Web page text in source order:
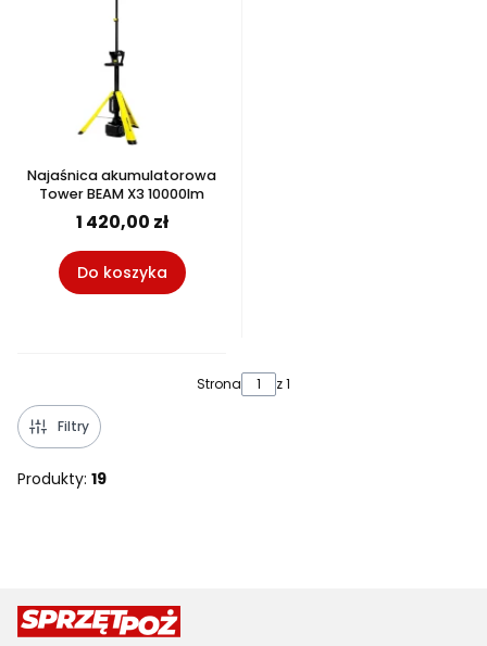
Najaśnica akumulatorowa
Tower BEAM X3 10000lm
1 420,00 zł
Do koszyka
Strona z 1
Filtry
Produkty: 19